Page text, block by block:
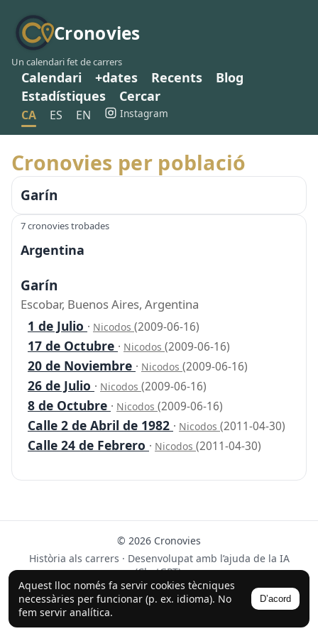
Cronovies
Un calendari fet de carrers
Calendari +dates Recents
Blog
Estadístiques
Cercar
CA ES EN Instagram
Aquest lloc només fa servir cookies tècniques
necessàries per funcionar (p. ex. idioma). No
fem servir analítica.
D’acord
Cronovies per població
Garín
7 cronovies trobades
Argentina
Garín
Escobar, Buenos Aires, Argentina
1 de Julio · Nicodos (2009-06-16)
17 de Octubre · Nicodos (2009-06-16)
20 de Noviembre · Nicodos (2009-06-16)
26 de Julio · Nicodos (2009-06-16)
8 de Octubre · Nicodos (2009-06-16)
Calle 2 de Abril de 1982 · Nicodos (2011-04-30)
Calle 24 de Febrero · Nicodos (2011-04-30)
© 2026 Cronovies
Història als carrers · Desenvolupat amb l’ajuda de la IA
(ChatGPT).
Segueix-nos a Instagram